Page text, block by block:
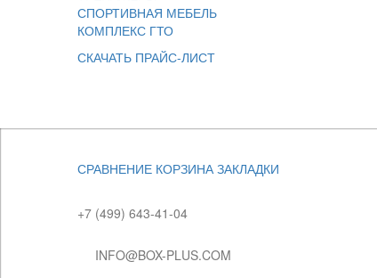
СПОРТИВНАЯ МЕБЕЛЬ
КОМПЛЕКС ГТО
СКАЧАТЬ ПРАЙС-ЛИСТ
СРАВНЕНИЕ КОРЗИНАЗАКЛАДКИ
+7 (499) 643-41-04
INFO@BOX-PLUS.COM